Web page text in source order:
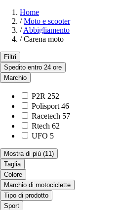
Home
/ Moto e scooter
/ Abbigliamento
/ Carena moto
Filtri
Spedito entro 24 ore
Marchio
P2R 252
Polisport 46
Racetech 57
Rtech 62
UFO 5
Mostra di più (11)
Taglia
Colore
Marchio di motociclette
Tipo di prodotto
Sport